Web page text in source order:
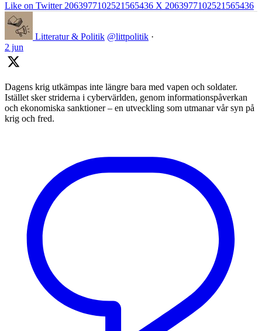
Like on Twitter 2063977102521565436 X 2063977102521565436
Litteratur & Politik @littpolitik ·
2 jun
Dagens krig utkämpas inte längre bara med vapen och soldater.
Istället sker striderna i cybervärlden, genom informationspåverkan
och ekonomiska sanktioner – en utveckling som utmanar vår syn på
krig och fred.